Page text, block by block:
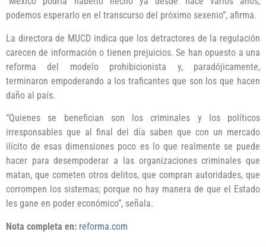
podemos esperarlo en el transcurso del próximo sexenio”, afirma.
La directora de MUCD indica que los detractores de la regulación
carecen de información o tienen prejuicios. Se han opuesto a una
reforma del modelo prohibicionista y, paradójicamente,
terminaron empoderando a los traficantes que son los que hacen
daño al país.
“Quienes se benefician son los criminales y los políticos
irresponsables que al final del día saben que con un mercado
ilícito de esas dimensiones poco es lo que realmente se puede
hacer para desempoderar a las organizaciones criminales que
matan, que cometen otros delitos, que compran autoridades, que
corrompen los sistemas; porque no hay manera de que el Estado
les gane en poder económico”, señala.
Nota completa en: reforma.com